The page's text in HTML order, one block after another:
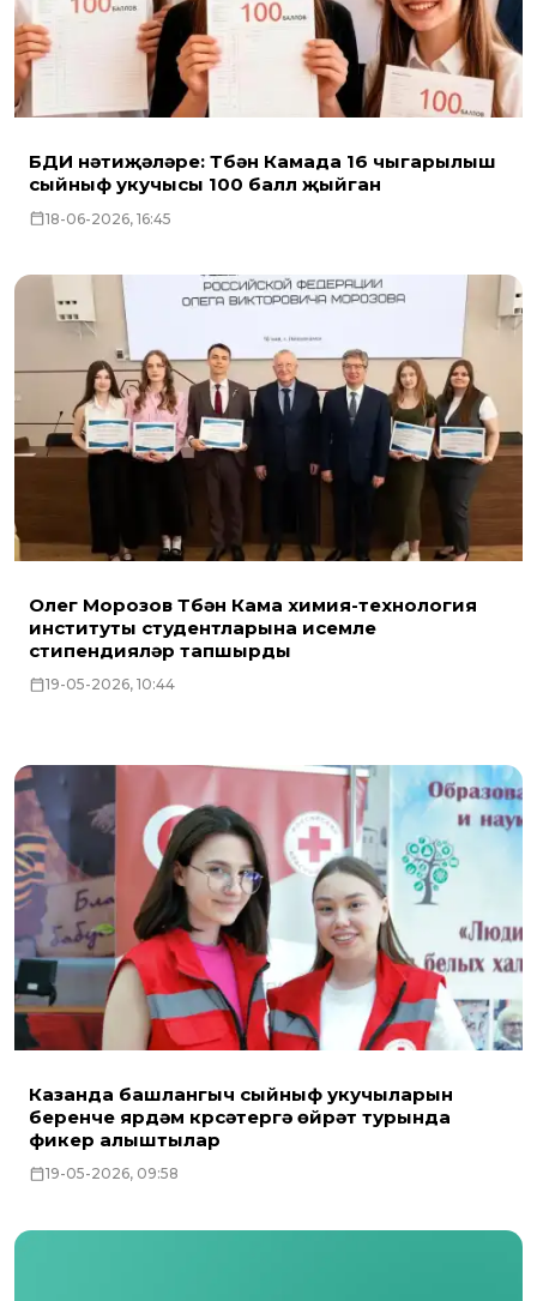
БДИ нәтиҗәләре: Түбән Камада 16 чыгарылыш
сыйныф укучысы 100 балл җыйган
18-06-2026, 16:45
Олег Морозов Түбән Кама химия-технология
институты студентларына исемле
стипендияләр тапшырды
19-05-2026, 10:44
Казанда башлангыч сыйныф укучыларын
беренче ярдәм күрсәтергә өйрәтү турында
фикер алыштылар
19-05-2026, 09:58